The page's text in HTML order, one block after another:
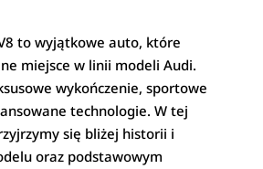
to wyjątkowe auto, które
miejsce w linii modeli Audi.
wykończenie, sportowe
technologie. W tej
się bliżej historii i
oraz podstawowym